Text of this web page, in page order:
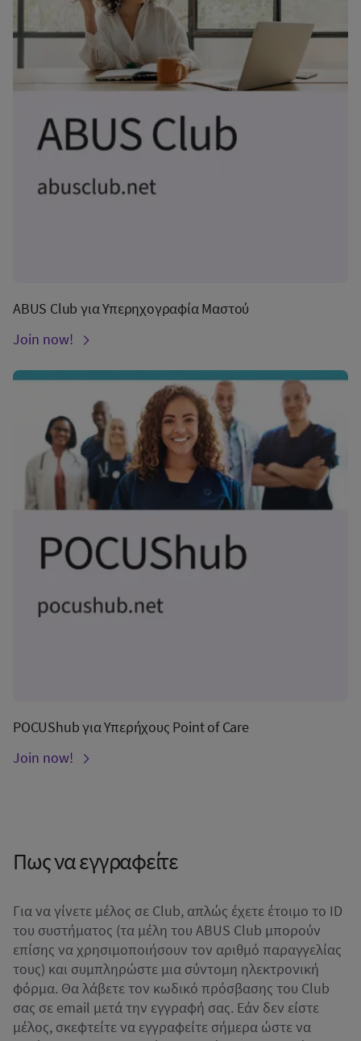
ABUS Club για Υπερηχογραφία Μαστού
Join now!
POCUShub για Υπερήχους Point of Care
Join now!
Πως να εγγραφείτε
Για να γίνετε μέλος σε Club, απλώς έχετε έτοιμο το ID
του συστήματος (τα μέλη του ABUS Club μπορούν
επίσης να χρησιμοποιήσουν τον αριθμό παραγγελίας
τους) και συμπληρώστε μια σύντομη ηλεκτρονική
φόρμα. Θα λάβετε τον κωδικό πρόσβασης του Club
σας σε email μετά την εγγραφή σας. Εάν δεν είστε
μέλος, σκεφτείτε να εγγραφείτε σήμερα ώστε να